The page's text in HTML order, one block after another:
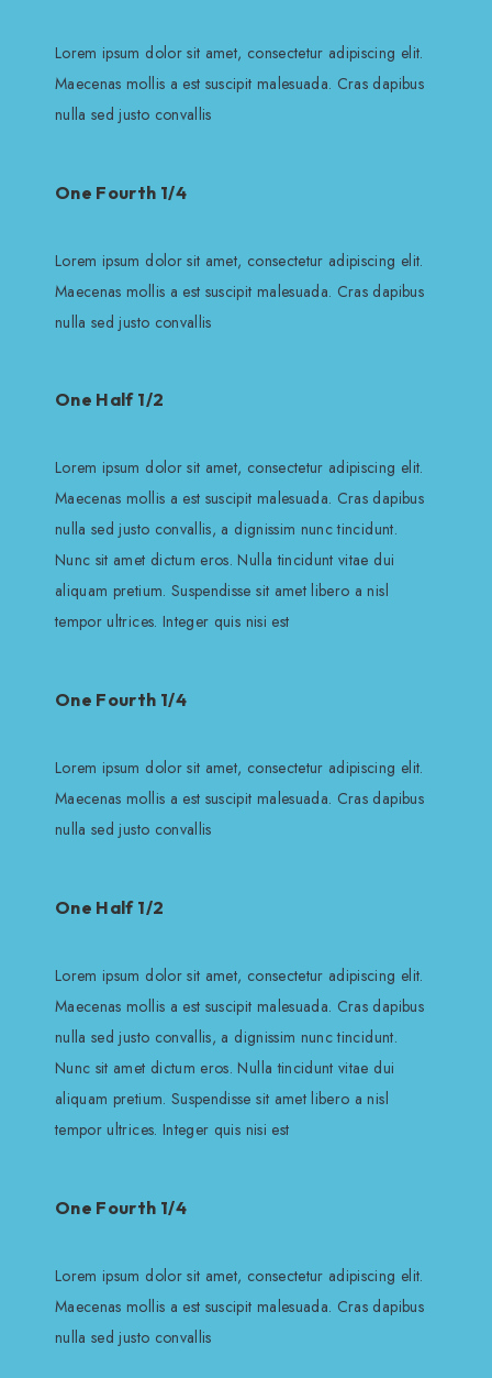
Lorem ipsum dolor sit amet, consectetur adipiscing elit.
Maecenas mollis a est suscipit malesuada. Cras dapibus
nulla sed justo convallis
One Fourth 1/4
Lorem ipsum dolor sit amet, consectetur adipiscing elit.
Maecenas mollis a est suscipit malesuada. Cras dapibus
nulla sed justo convallis
One Half 1/2
Lorem ipsum dolor sit amet, consectetur adipiscing elit.
Maecenas mollis a est suscipit malesuada. Cras dapibus
nulla sed justo convallis, a dignissim nunc tincidunt.
Nunc sit amet dictum eros. Nulla tincidunt vitae dui
aliquam pretium. Suspendisse sit amet libero a nisl
tempor ultrices. Integer quis nisi est
One Fourth 1/4
Lorem ipsum dolor sit amet, consectetur adipiscing elit.
Maecenas mollis a est suscipit malesuada. Cras dapibus
nulla sed justo convallis
One Half 1/2
Lorem ipsum dolor sit amet, consectetur adipiscing elit.
Maecenas mollis a est suscipit malesuada. Cras dapibus
nulla sed justo convallis, a dignissim nunc tincidunt.
Nunc sit amet dictum eros. Nulla tincidunt vitae dui
aliquam pretium. Suspendisse sit amet libero a nisl
tempor ultrices. Integer quis nisi est
One Fourth 1/4
Lorem ipsum dolor sit amet, consectetur adipiscing elit.
Maecenas mollis a est suscipit malesuada. Cras dapibus
nulla sed justo convallis